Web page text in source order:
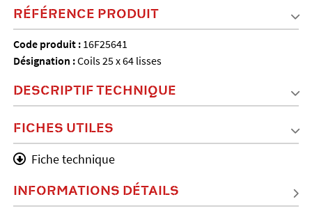
RÉFÉRENCE PRODUIT
Code produit : 16F25641
Désignation :Coils 25 x 64 lisses
DESCRIPTIF TECHNIQUE
FICHES UTILES
Fiche technique
INFORMATIONS DÉTAILS